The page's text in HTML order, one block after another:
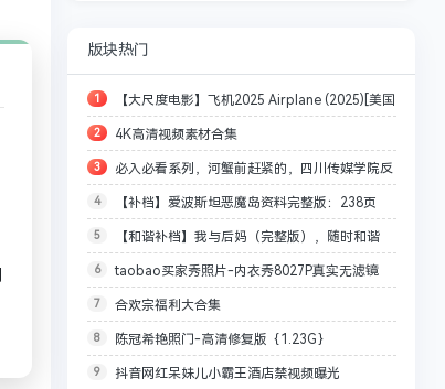
版块热门
1 【大尺度电影】飞机2025 Airplane (2025)[美国
大尺度空姐][未删减完整版]
2 4K高清视频素材合集
3 必入必看系列，河蟹前赶紧的，四川传媒学院反
差女神（已补档。1.4G大小）
4 【补档】爱波斯坦恶魔岛资料完整版：238页
PDF绝密文档照片曝光！【41G】，何时和谐不知
道，反正会很快
5 【和谐补档】我与后妈（完整版），随时和谐
6 taobao买家秀照片-内衣秀8027P真实无滤镜
7 合欢宗福利大合集
8 陈冠希艳照门-高清修复版｛1.23G｝
9 抖音网红呆妹儿小霸王酒店禁视频曝光